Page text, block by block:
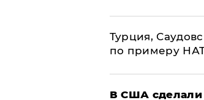
Турция,
по примеру
В США сделали